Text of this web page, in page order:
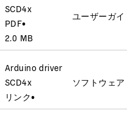
SCD4x
PDF•
2.0 MB
ユーザーガイ
Arduino driver
SCD4x
リンク•
ソフトウェア